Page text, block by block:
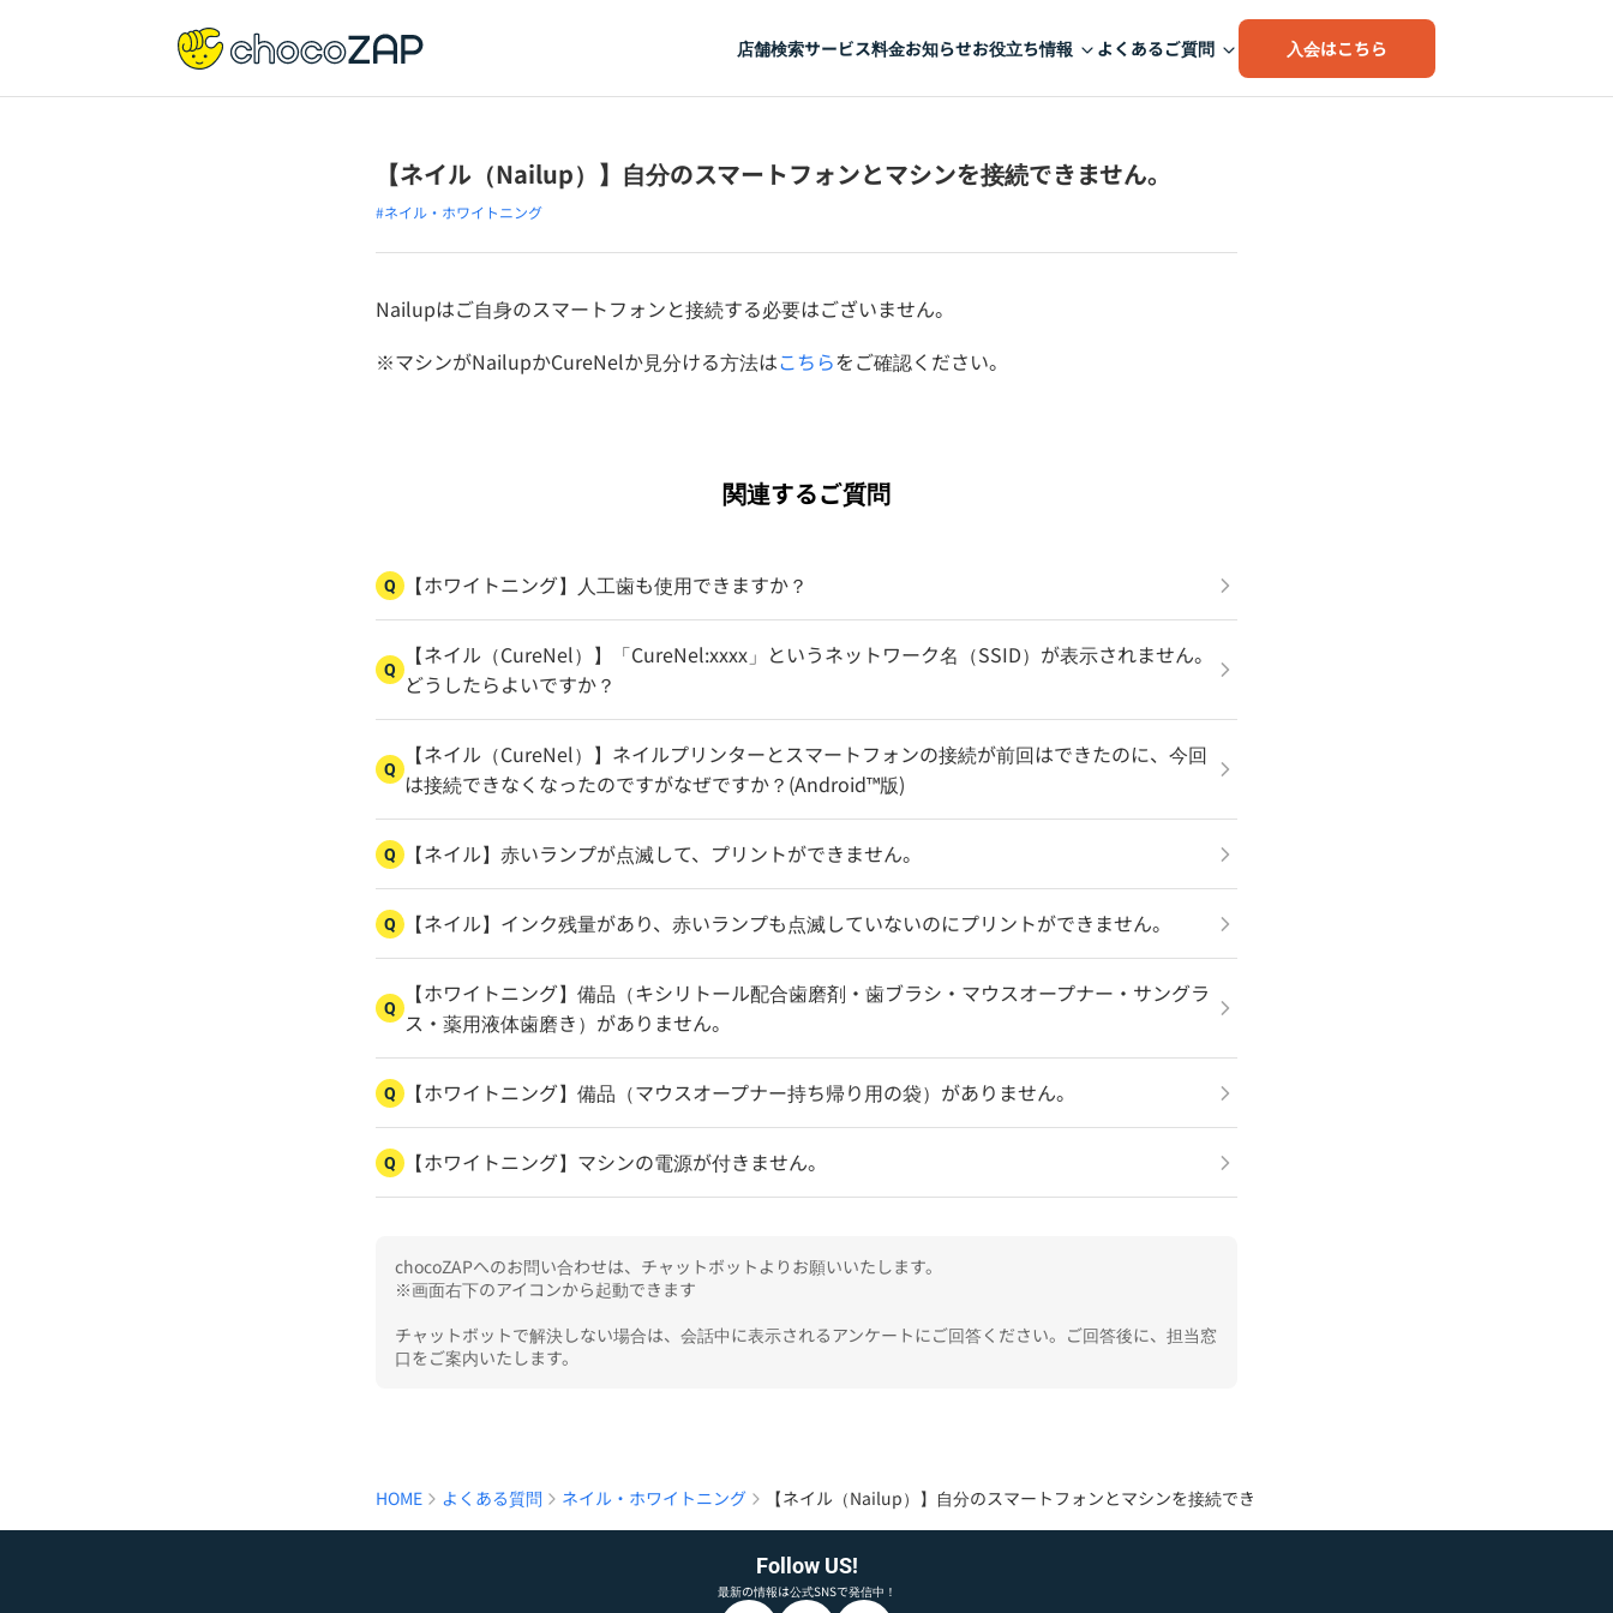
店舗検索サービス料金お知らせお役立ち情報 よくあるご質問 入会はこちら
【ネイル（Nailup）】自分のスマートフォンとマシンを接続できません。
#ネイル・ホワイトニング
Nailupはご自身のスマートフォンと接続する必要はございません。
※マシンがNailupかCureNelか見分ける方法はこちらをご確認ください。
関連するご質問
Q 【ホワイトニング】人工歯も使用できますか？
Q
【ネイル（CureNel）】「CureNel:xxxx」というネットワーク名（SSID）が表示されません。
どうしたらよいですか？
Q
【ネイル（CureNel）】ネイルプリンターとスマートフォンの接続が前回はできたのに、今回
は接続できなくなったのですがなぜですか？(Android™版)
Q 【ネイル】赤いランプが点滅して、プリントができません。
Q 【ネイル】インク残量があり、赤いランプも点滅していないのにプリントができません。
Q
【ホワイトニング】備品（キシリトール配合歯磨剤・歯ブラシ・マウスオープナー・サングラ
ス・薬用液体歯磨き）がありません。
Q 【ホワイトニング】備品（マウスオープナー持ち帰り用の袋）がありません。
Q 【ホワイトニング】マシンの電源が付きません。
chocoZAPへのお問い合わせは、チャットボットよりお願いいたします。
※画面右下のアイコンから起動できます
チャットボットで解決しない場合は、会話中に表示されるアンケートにご回答ください。ご回答後に、担当窓
口をご案内いたします。
HOME よくある質問 ネイル・ホワイトニング 【ネイル（Nailup）】自分のスマートフォンとマシンを接続できません。
Follow US!
最新の情報は公式SNSで発信中！